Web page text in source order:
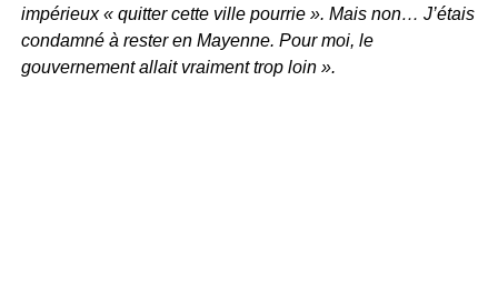
impérieux « quitter cette ville pourrie ». Mais non… J’étais
condamné à rester en Mayenne. Pour moi, le
gouvernement allait vraiment trop loin ».